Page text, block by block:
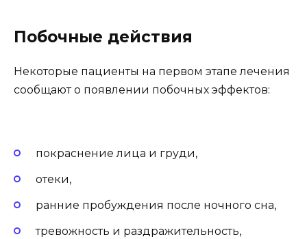
Побочные действия
Некоторые пациенты на первом этапе лечения
сообщают о появлении побочных эффектов:
покраснение лица и груди,
отеки,
ранние пробуждения после ночного сна,
тревожность и раздражительность,